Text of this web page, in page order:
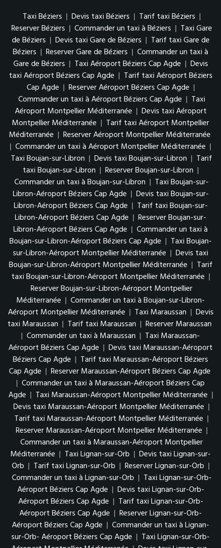
Taxi Béziers | Devis taxi Béziers | Tarif taxi Béziers |
Reserver Béziers | Commander un taxi à Béziers | Taxi Gare
de Béziers | Devis taxi Gare de Béziers | Tarif taxi Gare de
Béziers | Reserver Gare de Béziers | Commander un taxi à
Gare de Béziers | Taxi Aéroport Béziers Cap Agde | Devis
taxi Aéroport Béziers Cap Agde | Tarif taxi Aéroport Béziers
Cap Agde | Reserver Aéroport Béziers Cap Agde |
Commander un taxi à Aéroport Béziers Cap Agde | Taxi
Aéroport Montpellier Méditerranée | Devis taxi Aéroport
Montpellier Méditerranée | Tarif taxi Aéroport Montpellier
Méditerranée | Reserver Aéroport Montpellier Méditerranée
| Commander un taxi à Aéroport Montpellier Méditerranée |
Taxi Boujan-sur-Libron | Devis taxi Boujan-sur-Libron | Tarif
taxi Boujan-sur-Libron | Reserver Boujan-sur-Libron |
Commander un taxi à Boujan-sur-Libron | Taxi Boujan-sur-
Libron-Aéroport Béziers Cap Agde | Devis taxi Boujan-sur-
Libron-Aéroport Béziers Cap Agde | Tarif taxi Boujan-sur-
Libron-Aéroport Béziers Cap Agde | Reserver Boujan-sur-
Libron-Aéroport Béziers Cap Agde | Commander un taxi à
Boujan-sur-Libron-Aéroport Béziers Cap Agde | Taxi Boujan-
sur-Libron-Aéroport Montpellier Méditerranée | Devis taxi
Boujan-sur-Libron-Aéroport Montpellier Méditerranée | Tarif
taxi Boujan-sur-Libron-Aéroport Montpellier Méditerranée |
Reserver Boujan-sur-Libron-Aéroport Montpellier
Méditerranée | Commander un taxi à Boujan-sur-Libron-
Aéroport Montpellier Méditerranée | Taxi Maraussan | Devis
taxi Maraussan | Tarif taxi Maraussan | Reserver Maraussan
| Commander un taxi à Maraussan | Taxi Maraussan-
Aéroport Béziers Cap Agde | Devis taxi Maraussan-Aéroport
Béziers Cap Agde | Tarif taxi Maraussan-Aéroport Béziers
Cap Agde | Reserver Maraussan-Aéroport Béziers Cap Agde
| Commander un taxi à Maraussan-Aéroport Béziers Cap
Agde | Taxi Maraussan-Aéroport Montpellier Méditerranée |
Devis taxi Maraussan-Aéroport Montpellier Méditerranée |
Tarif taxi Maraussan-Aéroport Montpellier Méditerranée |
Reserver Maraussan-Aéroport Montpellier Méditerranée |
Commander un taxi à Maraussan-Aéroport Montpellier
Méditerranée | Taxi Lignan-sur-Orb | Devis taxi Lignan-sur-
Orb | Tarif taxi Lignan-sur-Orb | Reserver Lignan-sur-Orb |
Commander un taxi à Lignan-sur-Orb | Taxi Lignan-sur-Orb-
Aéroport Béziers Cap Agde | Devis taxi Lignan-sur-Orb-
Aéroport Béziers Cap Agde | Tarif taxi Lignan-sur-Orb-
Aéroport Béziers Cap Agde | Reserver Lignan-sur-Orb-
Aéroport Béziers Cap Agde | Commander un taxi à Lignan-
sur-Orb- Aéroport Béziers Cap Agde | Taxi Lignan-sur-Orb-